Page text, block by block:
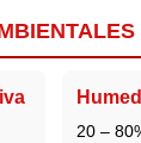
20 –